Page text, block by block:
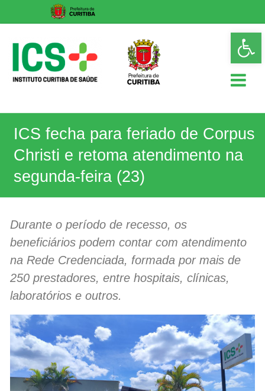
content
ICS
Instituto
de
ICS fecha para feriado de Corpus
Christi e retoma atendimento na
segunda-feira (23)
Durante o período de recesso, os
beneficiários podem contar com atendimento
na Rede Credenciada, formada por mais de
250 prestadores, entre hospitais, clínicas,
laboratórios e outros.